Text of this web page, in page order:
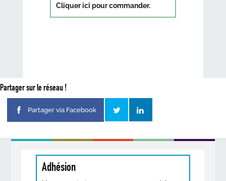
Cliquer ici pour commander.
Partager sur le réseau !
Partager via Facebook
Adhésion